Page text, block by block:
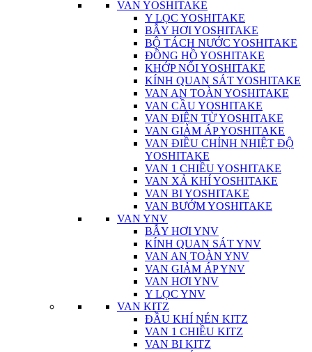
VAN YOSHITAKE
Y LỌC YOSHITAKE
BẪY HƠI YOSHITAKE
BỘ TÁCH NƯỚC YOSHITAKE
ĐỒNG HỒ YOSHITAKE
KHỚP NỐI YOSHITAKE
KÍNH QUAN SÁT YOSHITAKE
VAN AN TOÀN YOSHITAKE
VAN CẦU YOSHITAKE
VAN ĐIỆN TỪ YOSHITAKE
VAN GIẢM ÁP YOSHITAKE
VAN ĐIỀU CHỈNH NHIỆT ĐỘ
YOSHITAKE
VAN 1 CHIỀU YOSHITAKE
VAN XẢ KHÍ YOSHITAKE
VAN BI YOSHITAKE
VAN BƯỚM YOSHITAKE
VAN YNV
BẪY HƠI YNV
KÍNH QUAN SÁT YNV
VAN AN TOÀN YNV
VAN GIẢM ÁP YNV
VAN HƠI YNV
Y LỌC YNV
VAN KITZ
ĐẦU KHÍ NÉN KITZ
VAN 1 CHIỀU KITZ
VAN BI KITZ